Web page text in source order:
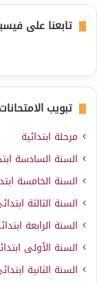
تابعنا على
تبويب
مرحلة ابتدائية
السنة السادسة
السنة الخامسة
السنة الثالثة
السنة الرابعة
السنة الأولى
السنة الثانية